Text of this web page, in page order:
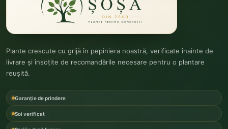
Plante crescute cu grijă în pepiniera noastră, verificate înainte de
livrare și însoțite de recomandările necesare pentru o plantare
reușită.
Garanție de prindere
Soi verificat